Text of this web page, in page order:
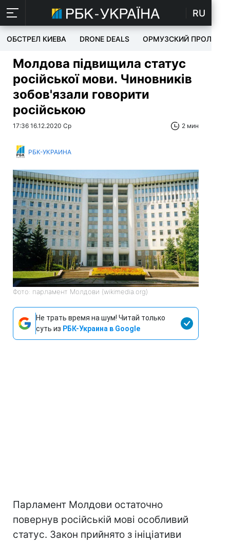
RU
ОБСТРЕЛ КИЕВА DRONE DEALS ОРМУЗСКИЙ ПРОЛИВ
Молдова підвищила статус
російської мови. Чиновників
зобов'язали говорити
російською
17:36 16.12.2020 Ср 2 мин
РБК-УКРАИНА
Фото: парламент Молдови (wikimedia.org)
Не трать время на шум! Читай только
суть из РБК-Украина в Google
Парламент Молдови остаточно
повернув російській мові особливий
статус. Закон прийнято з ініціативи